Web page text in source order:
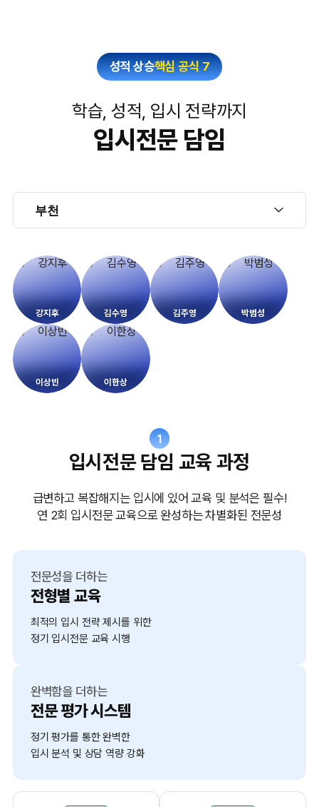
성적 상승핵심 공식 7
학습, 성적, 입시 전략까지
입시전문 담임
강지후 김수영 김주영 박범성
이상빈 이한상
1
입시전문 담임 교육 과정
급변하고 복잡해지는 입시에 있어 교육 및 분석은 필수!
연 2회 입시전문 교육으로 완성하는 차별화된 전문성
전문성을 더하는
전형별 교육
최적의 입시 전략 제시를 위한
정기 입시전문 교육 시행
완벽함을 더하는
전문 평가 시스템
정기 평가를 통한 완벽한
입시 분석 및 상담 역량 강화